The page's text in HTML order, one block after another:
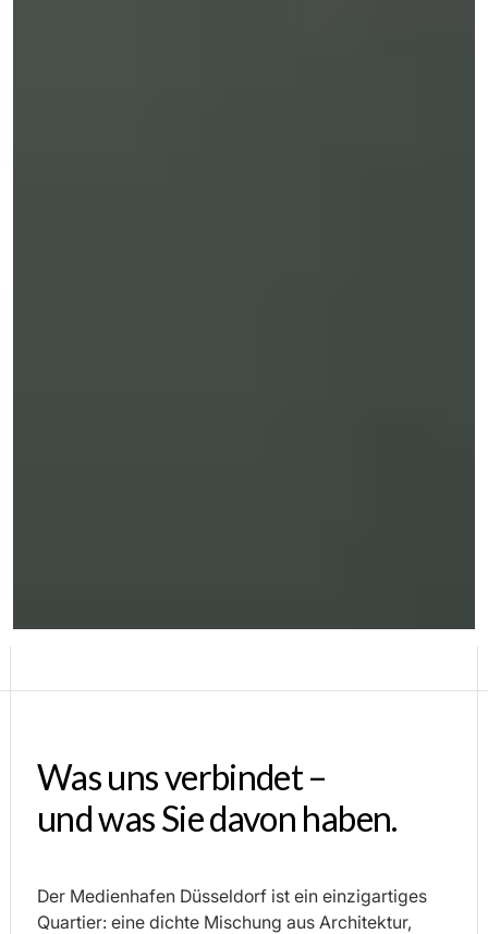
Was uns verbindet –
und was Sie davon haben.
Der Medienhafen Düsseldorf ist ein einzigartiges
Quartier: eine dichte Mischung aus Architektur,